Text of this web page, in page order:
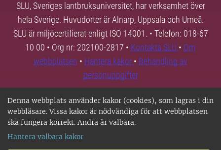
Denna webbplats använder kakor (cookies), som lagras i din
webbläsare. Vissa kakor är nödvändiga för att webbplatsen
ska fungera korrekt. Andra är valbara.
Hantera valbara kakor
SLU, Sveriges lantbruksuniversitet, har verksamhet över
hela Sverige. Huvudorter är Alnarp, Uppsala och Umeå.
SLU är miljöcertifierat enligt ISO 14001. • Telefon: 018-67
10 00 • Org nr: 202100-2817 • Kontakta SLU • Om
webbplatsen • Hantera kakor • Behandling av
personuppgifter